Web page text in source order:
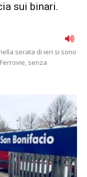
sui binari.
serata di ieri si sono
senza